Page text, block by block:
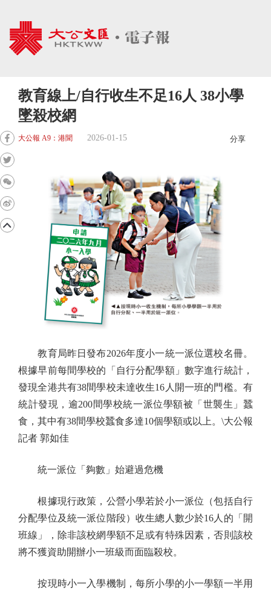
教育線上/自行收生不足16人 38小學
墜殺校網
大公報 A9：港聞 2026-01-15 分享
教育局昨日發布2026年度小一統一派位選校名冊。
根據早前每間學校的「自行分配學額」數字進行統計，
發現全港共有38間學校未達收生16人開一班的門檻。有
統計發現，逾200間學校統一派位學額被「世襲生」蠶
食，其中有38間學校蠶食多達10個學額或以上。\大公報
記者 郭如佳
統一派位「夠數」始避過危機
根據現行政策，公營小學若於小一派位（包括自行
分配學位及統一派位階段）收生總人數少於16人的「開
班線」，除非該校網學額不足或有特殊因素，否則該校
將不獲資助開辦小一班級而面臨殺校。
按現時小一入學機制，每所小學的小一學額一半用